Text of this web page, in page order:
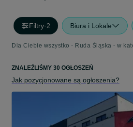
Filtry·2 Biura i Lokale
ZNALEŹLIŚMY 30 OGŁOSZEŃ
Jak pozycjonowane są ogłoszenia?